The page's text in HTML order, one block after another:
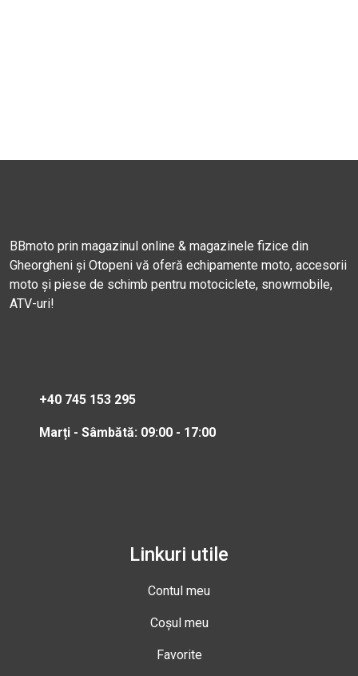
BBmoto prin magazinul online & magazinele fizice din
Gheorgheni și Otopeni vă oferă echipamente moto, accesorii
moto și piese de schimb pentru motociclete, snowmobile,
ATV-uri!
+40 745 153 295
Marți - Sâmbătă: 09:00 - 17:00
Linkuri utile
Contul meu
Coșul meu
Favorite